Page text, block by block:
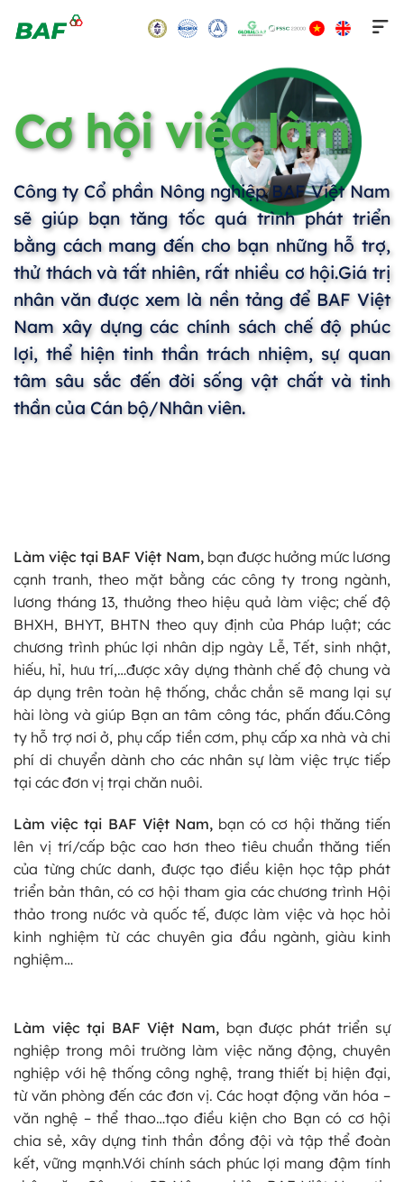
Cơ hội việc làm
Công ty Cổ phần Nông nghiệp BAF Việt Nam
sẽ giúp bạn tăng tốc quá trình phát triển
bằng cách mang đến cho bạn những hỗ trợ,
thử thách và tất nhiên, rất nhiều cơ hội.Giá trị
nhân văn được xem là nền tảng để BAF Việt
Nam xây dựng các chính sách chế độ phúc
lợi, thể hiện tinh thần trách nhiệm, sự quan
tâm sâu sắc đến đời sống vật chất và tinh
thần của Cán bộ/Nhân viên.
Làm việc tại BAF Việt Nam,bạn được hưởng mức lương
cạnh tranh, theo mặt bằng các công ty trong ngành,
lương tháng 13, thưởng theo hiệu quả làm việc; chế độ
BHXH, BHYT, BHTN theo quy định của Pháp luật; các
chương trình phúc lợi nhân dịp ngày Lễ, Tết, sinh nhật,
hiếu, hỉ, hưu trí,…được xây dựng thành chế độ chung và
áp dụng trên toàn hệ thống, chắc chắn sẽ mang lại sự
hài lòng và giúp Bạn an tâm công tác, phấn đấu.Công
ty hỗ trợ nơi ở, phụ cấp tiền cơm, phụ cấp xa nhà và chi
phí di chuyển dành cho các nhân sự làm việc trực tiếp
tại các đơn vị trại chăn nuôi.
Làm việc tại BAF Việt Nam, bạn có cơ hội thăng tiến
lên vị trí/cấp bậc cao hơn theo tiêu chuẩn thăng tiến
của từng chức danh, được tạo điều kiện học tập phát
triển bản thân, có cơ hội tham gia các chương trình Hội
thảo trong nước và quốc tế, được làm việc và học hỏi
kinh nghiệm từ các chuyên gia đầu ngành, giàu kinh
nghiệm…
Làm việc tại BAF Việt Nam, bạn được phát triển sự
nghiệp trong môi trường làm việc năng động, chuyên
nghiệp với hệ thống công nghệ, trang thiết bị hiện đại,
từ văn phòng đến các đơn vị. Các hoạt động văn hóa –
văn nghệ – thể thao…tạo điều kiện cho Bạn có cơ hội
chia sẻ, xây dựng tinh thần đồng đội và tập thể đoàn
kết, vững mạnh.Với chính sách phúc lợi mang đậm tính